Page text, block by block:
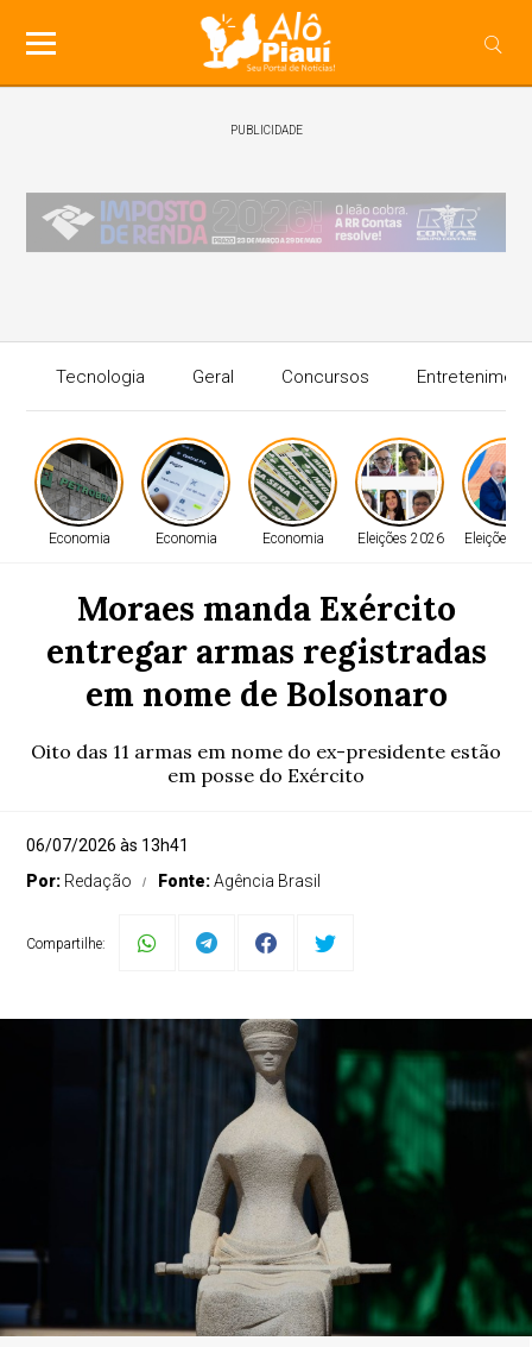
PUBLICIDADE
Tecnologia Geral Concursos
Economia Economia Economia Eleições 2026 Eleições
Moraes manda Exército
entregar armas registradas
em nome de Bolsonaro
Oito das 11 armas em nome do ex-presidente estão
em posse do Exército
06/07/2026 às 13h41
Por: Redação Fonte:Agência Brasil
Compartilhe: